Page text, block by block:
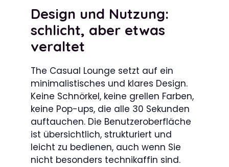
Design und Nutzung:
schlicht, aber etwas
veraltet
The Casual Lounge setzt auf ein
minimalistisches und klares Design.
Keine Schnörkel, keine grellen Farben,
keine Pop-ups, die alle 30 Sekunden
auftauchen. Die Benutzeroberfläche
ist übersichtlich, strukturiert und
leicht zu bedienen, auch wenn Sie
nicht besonders technikaffin sind.